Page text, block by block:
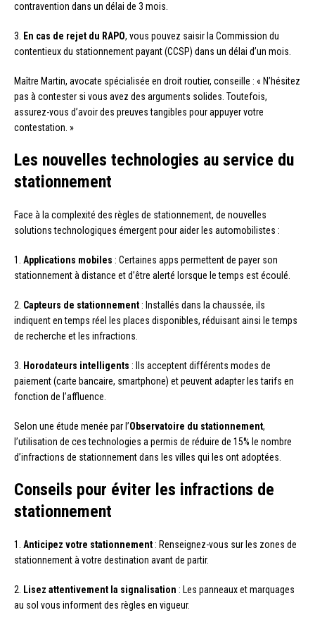
contravention dans un délai de 3 mois.
3. En cas de rejet du RAPO, vous pouvez saisir la Commission du
contentieux du stationnement payant (CCSP) dans un délai d’un mois.
Maître Martin, avocate spécialisée en droit routier, conseille : « N’hésitez
pas à contester si vous avez des arguments solides. Toutefois,
assurez-vous d’avoir des preuves tangibles pour appuyer votre
contestation. »
Les nouvelles technologies au service du
stationnement
Face à la complexité des règles de stationnement, de nouvelles
solutions technologiques émergent pour aider les automobilistes :
1. Applications mobiles : Certaines apps permettent de payer son
stationnement à distance et d’être alerté lorsque le temps est écoulé.
2. Capteurs de stationnement : Installés dans la chaussée, ils
indiquent en temps réel les places disponibles, réduisant ainsi le temps
de recherche et les infractions.
3. Horodateurs intelligents : Ils acceptent différents modes de
paiement (carte bancaire, smartphone) et peuvent adapter les tarifs en
fonction de l’affluence.
Selon une étude menée par l’Observatoire du stationnement,
l’utilisation de ces technologies a permis de réduire de 15% le nombre
d’infractions de stationnement dans les villes qui les ont adoptées.
Conseils pour éviter les infractions de
stationnement
1. Anticipez votre stationnement : Renseignez-vous sur les zones de
stationnement à votre destination avant de partir.
2. Lisez attentivement la signalisation : Les panneaux et marquages
au sol vous informent des règles en vigueur.